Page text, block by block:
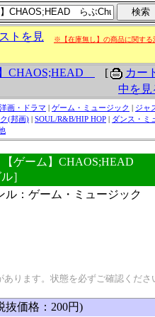
トを見
※【在庫無し】の商品に関する
】CHAOS;HEAD
[
カー
中を見
洋画・ドラマ | ゲーム・ミュージック | ジャ
(邦画) | SOUL/R&B/HIP HOP | ダンス・ミ
【ゲーム】CHAOS;HEAD
］
ル：ゲーム・ミュージック
ります。状態を必ずご確認くださ
抜価格：200円)